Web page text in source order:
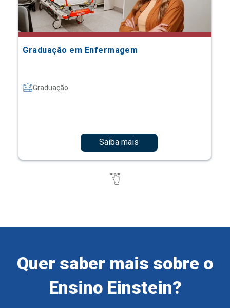
Graduação em Enfermagem
Graduação
Saiba mais
Quer saber mais sobre o
Ensino Einstein?